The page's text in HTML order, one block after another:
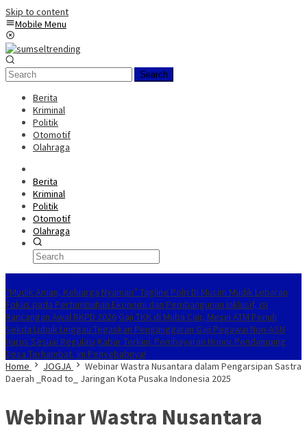
Skip to content
Mobile Menu
Search
Berita
Kriminal
Politik
Otomotif
Olahraga
Berita
Kriminal
Politik
Otomotif
Olahraga
“Mudik Aman, Keluarga Nyaman” Tagline Polri Di Musim Mudik Lebaran
Fokus pada Pertumbuhan Ekonomi dan Pembangunan Inklusif, isi
Rancangan Awal RKPD 2026 Gaji TKK di Muba Cair, Mesin ATM Penuh
Sekda Lubuk Linggau Tegaskan Penganggaran Gaji Pegawai Non-ASN
Harus Sesuai Regulasi Kabar Terkini: Pembayaran Honor Pendamping
Desa Terhambat, Ini Penyebabnya!
Home
JOGJA
Webinar Wastra Nusantara dalam Pengarsipan Sastra
Daerah _Road to_ Jaringan Kota Pusaka Indonesia 2025
Webinar Wastra Nusantara